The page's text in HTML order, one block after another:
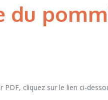
PDF, cliquez sur le lien ci-